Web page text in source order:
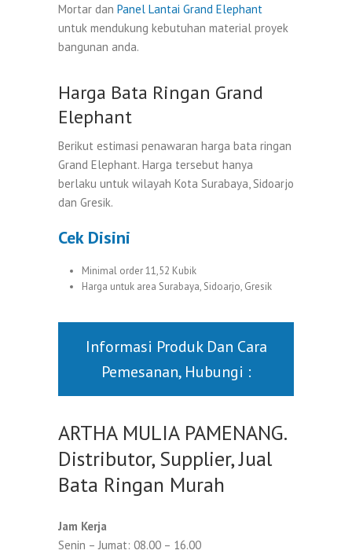
Mortar dan Panel Lantai Grand Elephant
untuk mendukung kebutuhan material proyek
bangunan anda.
Harga Bata Ringan Grand
Elephant
Berikut estimasi penawaran harga bata ringan
Grand Elephant. Harga tersebut hanya
berlaku untuk wilayah Kota Surabaya, Sidoarjo
dan Gresik.
Cek Disini
Minimal order 11,52 Kubik
Harga untuk area Surabaya, Sidoarjo, Gresik
Informasi Produk Dan Cara
Pemesanan, Hubungi :
ARTHA MULIA PAMENANG.
Distributor, Supplier, Jual
Bata Ringan Murah
Jam Kerja
Senin – Jumat: 08.00 – 16.00